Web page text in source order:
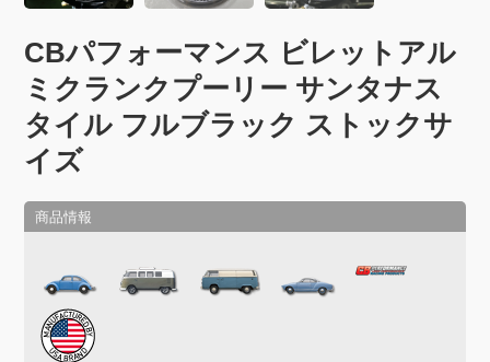
CBパフォーマンス ビレットアル
ミクランクプーリー サンタナス
タイル フルブラック ストックサ
イズ